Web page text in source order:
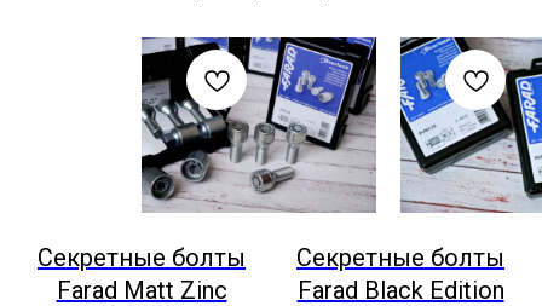
Секретные болты
Farad Matt Zinc
Секретные болты
Farad Black Edition